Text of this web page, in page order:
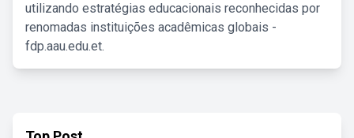
utilizando estratégias educacionais reconhecidas por
renomadas instituições acadêmicas globais -
fdp.aau.edu.et.